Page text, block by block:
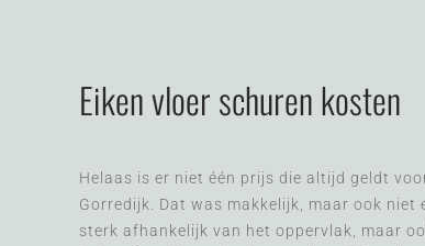
Eiken vloer schuren kosten
Helaas is er niet één prijs die altijd geldt
Gorredijk. Dat was makkelijk, maar ook niet
sterk afhankelijk van het oppervlak, maar